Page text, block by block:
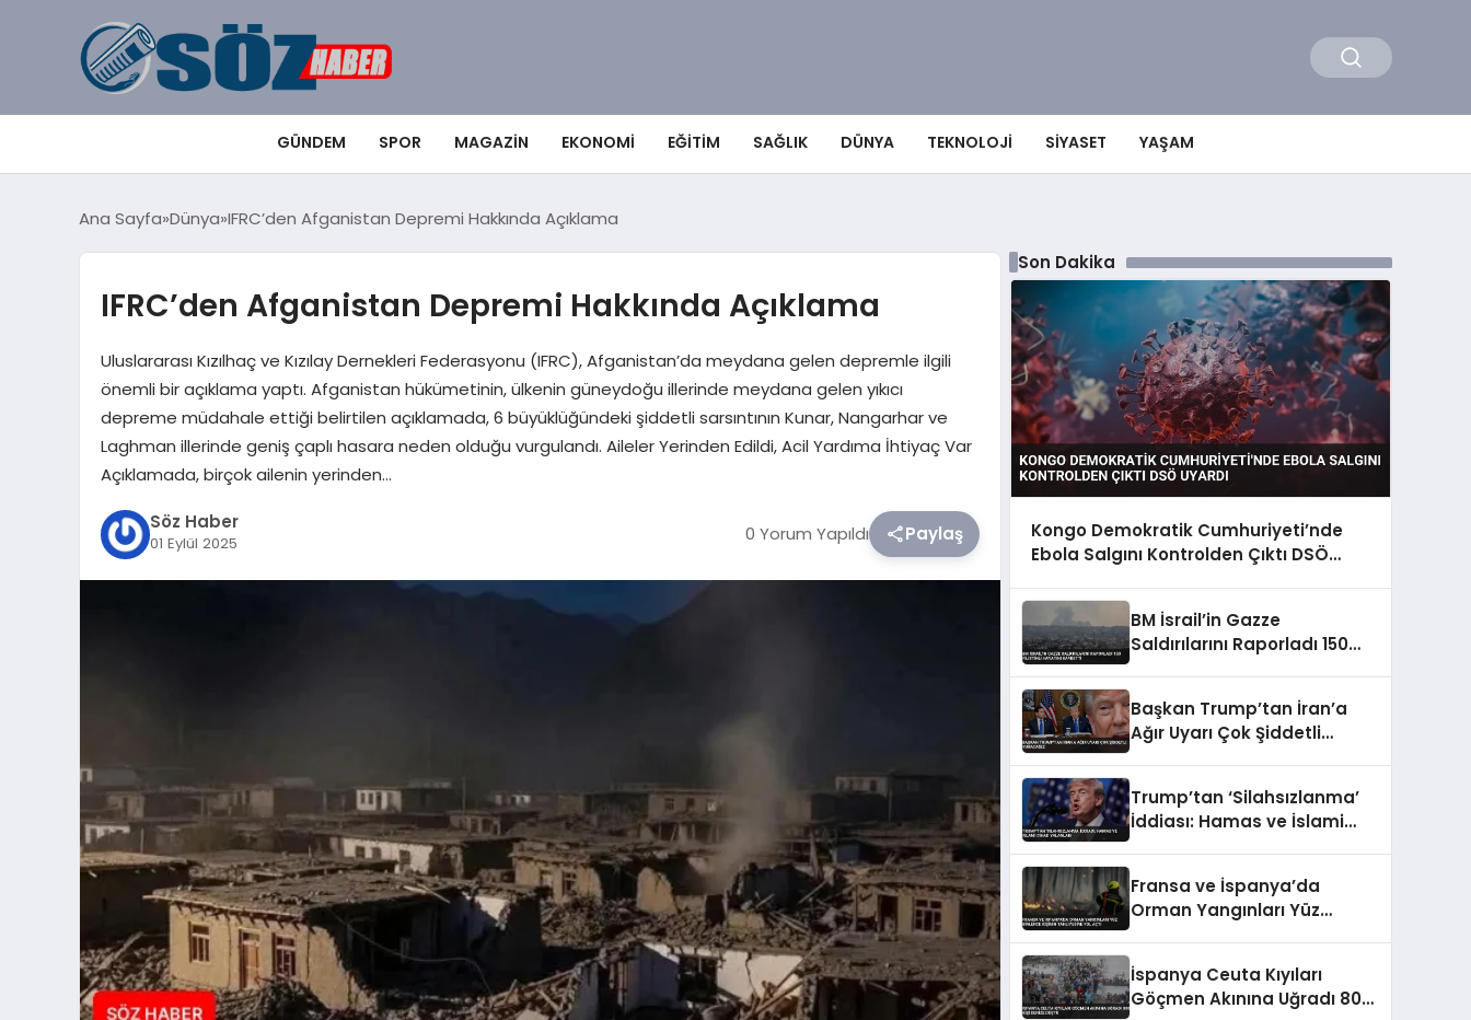
GÜNDEM SPOR MAGAZIN EKONOMI EĞITIM SAĞLIK DÜNYA TEKNOLOJI SIYASET YAŞAM
Ana Sayfa Dünya IFRC’den Afganistan Depremi Hakkında Açıklama
IFRC’den Afganistan Depremi Hakkında Açıklama
Uluslararası Kızılhaç ve Kızılay Dernekleri Federasyonu (IFRC), Afganistan’da meydana gelen depremle ilgili
önemli bir açıklama yaptı. Afganistan hükümetinin, ülkenin güneydoğu illerinde meydana gelen yıkıcı
depreme müdahale ettiği belirtilen açıklamada, 6 büyüklüğündeki şiddetli sarsıntının Kunar, Nangarhar ve
Laghman illerinde geniş çaplı hasara neden olduğu vurgulandı. Aileler Yerinden Edildi, Acil Yardıma İhtiyaç Var
Açıklamada, birçok ailenin yerinden…
Söz Haber
01 Eylül 2025 0 Yorum Yapıldı Paylaş
Son Dakika
Kongo Demokratik Cumhuriyeti’nde
Ebola Salgını Kontrolden Çıktı DSÖ
BM İsrail’in Gazze
Saldırılarını Raporladı 150
Başkan Trump’tan İran’a
Ağır Uyarı Çok Şiddetli
Trump’tan ‘Silahsızlanma’
İddiası: Hamas ve İslami
Fransa ve İspanya’da
Orman Yangınları Yüz
İspanya Ceuta Kıyıları
Göçmen Akınına Uğradı 800